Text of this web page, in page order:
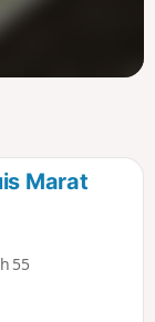
Marat
55